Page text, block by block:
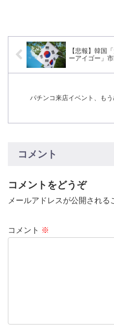
【悲報】韓国
ーアイゴー」
パチンコ来店イベント、も
コメント
コメントをどうぞ
メールアドレスが公開される
コメント ※